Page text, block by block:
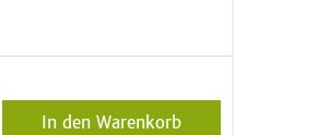
In den Warenkorb